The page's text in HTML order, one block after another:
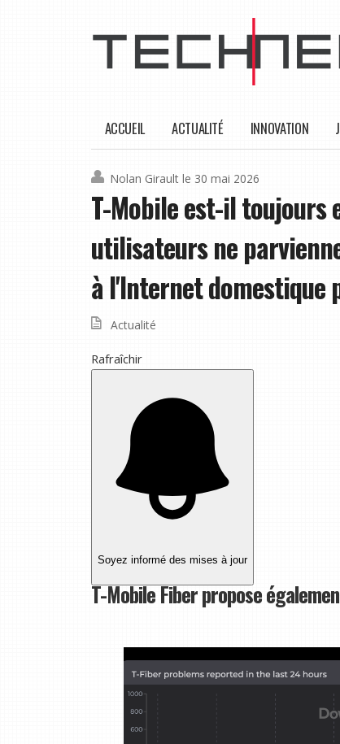
ACCUEIL ACTUALITÉ INNOVATION
Nolan Girault le 30 mai 2026
T-Mobile est-il
utilisateurs ne
à l'Internet domestique
Actualité
Rafraîchir
Soyez informé des mises à jour
T-Mobile Fiber propose